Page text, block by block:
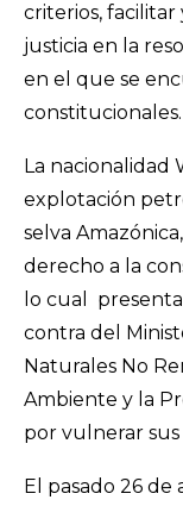
criterios,
justicia en la
en el que se
constitucionales.
La nacionalidad
explotación
selva
derecho a la
lo cual
contra del
Naturales No
Ambiente y la
por vulnerar sus
El pasado 26